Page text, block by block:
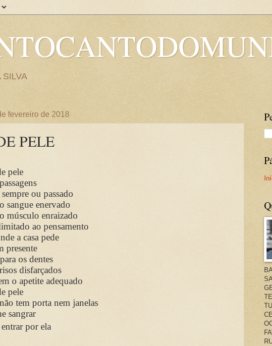
SILVA
fevereiro de 2018
PELE
pele
ou passado
sangue enervado
músculo enraizado
ao pensamento
a casa pede
presente
os dentes
disfarçados
o apetite adequado
pele
tem porta nem janelas
sangrar
por ela